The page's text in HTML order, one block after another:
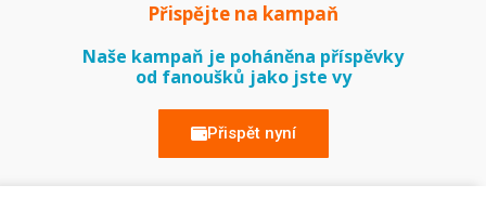
Přispějte na kampaň
Naše kampaň je poháněna příspěvky
od fanoušků jako jste vy
Přispět nyní